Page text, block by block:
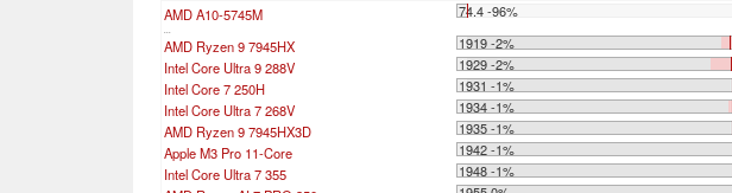
AMD A10-5745M 74.4 -96%
...
AMD Ryzen 9 7945HX
1919 -2%
Intel Core Ultra 9 288V
1929 -2%
Intel Core 7 250H
1931 -1%
Intel Core Ultra 7 268V
1934 -1%
AMD Ryzen 9 7945HX3D
1935 -1%
Apple M3 Pro 11-Core
1942 -1%
Intel Core Ultra 7 355
1948 -1%